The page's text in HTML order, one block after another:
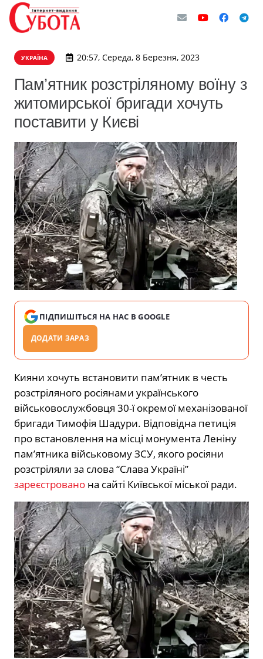
УКРАЇНА 20:57, Середа, 8 Березня, 2023
Пам’ятник розстріляному воїну з
житомирської бригади хочуть
поставити у Києві
ПІДПИШІТЬСЯ НА НАС В GOOGLE
ДОДАТИ ЗАРАЗ
Кияни хочуть встановити пам’ятник в честь
розстріляного росіянами українського
військовослужбовця 30-ї окремої механізованої
бригади Тимофія Шадури. Відповідна петиція
про встановлення на місці монумента Леніну
пам’ятника військовому ЗСУ, якого росіяни
розстріляли за слова “Слава Україні”
зареєстровано на сайті Київської міської ради.